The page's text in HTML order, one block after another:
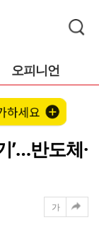
오피니언
’…반도체·
가